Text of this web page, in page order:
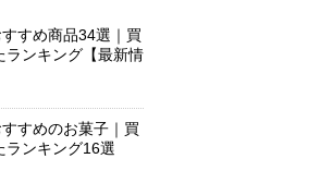
すめ商品34選｜買
ランキング【最新情
すめのお菓子｜買
ランキング16選